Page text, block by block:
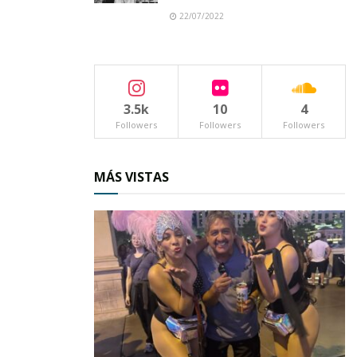
Click para ampliar la imagen
El programa municipal de los festejos patrios
arrancó con el rompimiento del pasado sábado;
y de ahí en adelante se han organizado distintos
22/07/2022
3.5k
Followers
10
Followers
4
Followers
MÁS VISTAS